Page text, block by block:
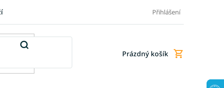
Obchodní podmínky
Přihlášení
Nákupní
Prázdný košík